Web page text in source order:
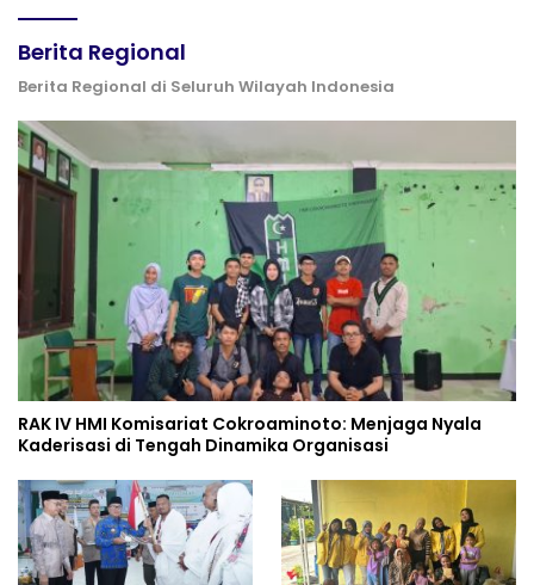
Berita Regional
Berita Regional di Seluruh Wilayah Indonesia
RAK IV HMI Komisariat Cokroaminoto: Menjaga Nyala
Kaderisasi di Tengah Dinamika Organisasi